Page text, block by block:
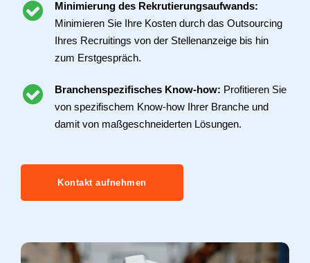
Minimierung des Rekrutierungsaufwands:
Minimieren Sie Ihre Kosten durch das Outsourcing
Ihres Recruitings von der Stellenanzeige bis hin
zum Erstgespräch.
Branchenspezifisches Know-how: Profitieren Sie
von spezifischem Know-how Ihrer Branche und
damit von maßgeschneiderten Lösungen.
Kontakt aufnehmen